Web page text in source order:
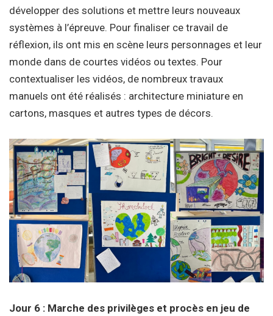
développer des solutions et mettre leurs nouveaux
systèmes à l’épreuve. Pour finaliser ce travail de
réflexion, ils ont mis en scène leurs personnages et leur
monde dans de courtes vidéos ou textes. Pour
contextualiser les vidéos, de nombreux travaux
manuels ont été réalisés : architecture miniature en
cartons, masques et autres types de décors.
Jour 6 : Marche des privilèges et procès en jeu de